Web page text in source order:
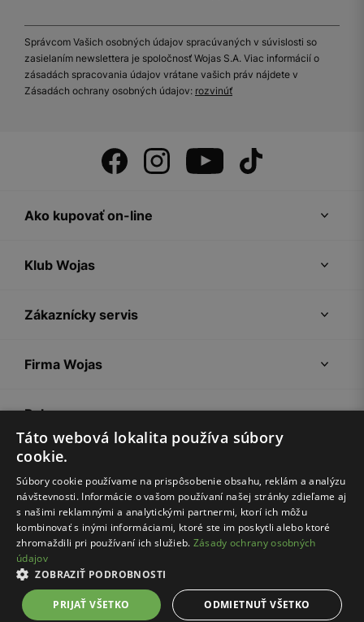
Správcom Vašich osobných údajov spracúvaných v súvislosti so
zasielaním newslettera je spoločnosť Wojas S.A. Viac informácií o
zásadách spracovania údajov vrátane vašich práv nájdete v
Zásadách ochrany osobných údajov: rozvinúť
Ako kupovať on-line
Klub Wojas
Zákaznícky servis
Firma Wojas
Pokyny
© Wojas 2026
Nákupný poriadok
Táto webová lokalita používa súbory
cookie.
Súbory cookie používame na prispôsobenie obsahu, reklám a analýzu
návštevnosti. Informácie o vašom používaní našej stránky zdieľame aj
s našimi reklamnými a analytickými partnermi, ktorí ich môžu
kombinovať s inými informáciami, ktoré ste im poskytli alebo ktoré
zhromaždili pri používaní ich služieb. Zásady ochrany osobných
údajov
ZOBRAZIŤ PODROBNOSTI
PRIJAŤ VŠETKO ODMIETNUŤ VŠETKO